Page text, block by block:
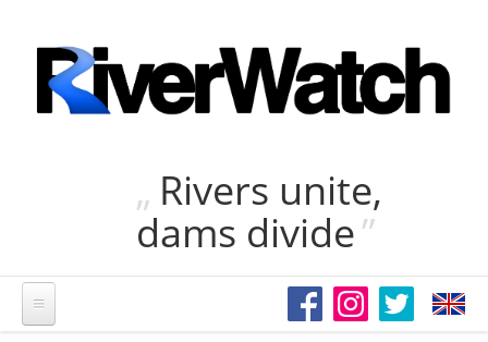
Rivers unite,
dams divide